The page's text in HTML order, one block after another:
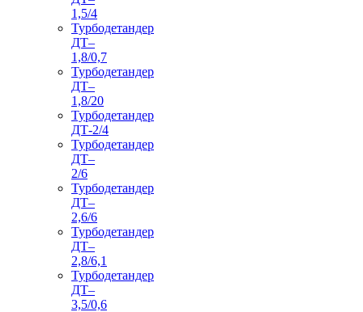
1,5/4
Турбодетандер
ДТ–
1,8/0,7
Турбодетандер
ДТ–
1,8/20
Турбодетандер
ДТ-2/4
Турбодетандер
ДТ–
2/6
Турбодетандер
ДТ–
2,6/6
Турбодетандер
ДТ–
2,8/6,1
Турбодетандер
ДТ–
3,5/0,6